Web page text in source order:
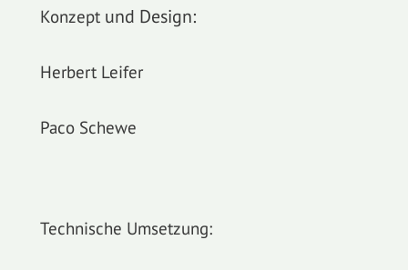
Konzept und Design:
Herbert Leifer
Paco Schewe
Technische Umsetzung: